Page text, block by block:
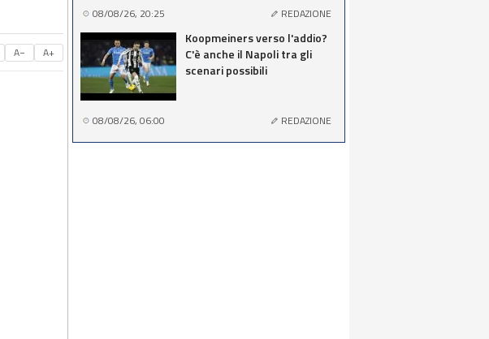
A− A+
08/08/26, 20:25 REDAZIONE
Koopmeiners verso l'addio?
C'è anche il Napoli tra gli
scenari possibili
08/08/26, 06:00 REDAZIONE